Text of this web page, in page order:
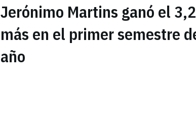
Jerónimo Martins ganó el
más en el primer semestre
año